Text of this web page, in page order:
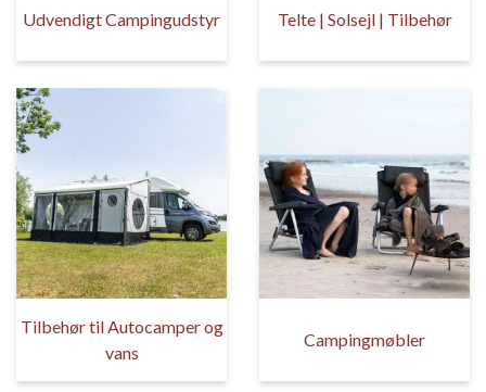
Udvendigt Campingudstyr Telte | Solsejl | Tilbehør
Tilbehør til Autocamper og
vans
Campingmøbler